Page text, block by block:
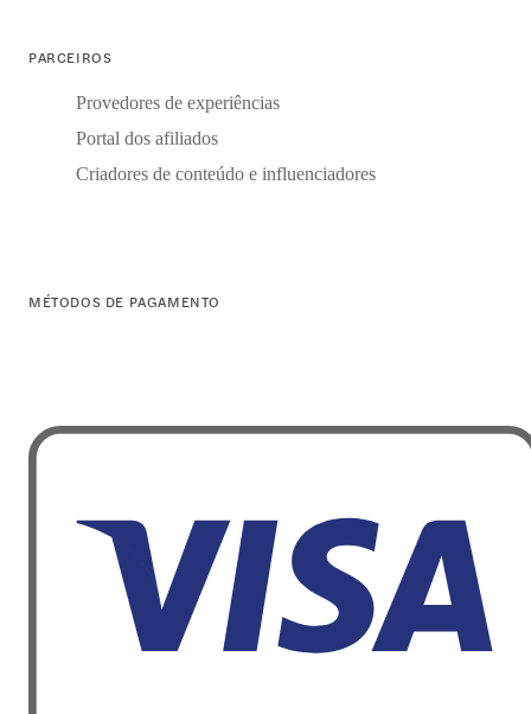
PARCEIROS
Provedores de experiências
Portal dos afiliados
Criadores de conteúdo e influenciadores
MÉTODOS DE PAGAMENTO